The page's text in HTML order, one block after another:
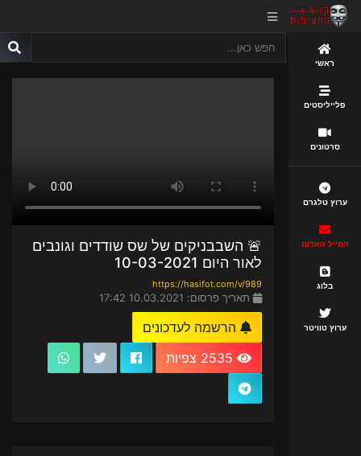
ראשי
פלייליסטים
סרטונים
ערוץ טלגרם
המייל האדום
בלוג
ערוץ טוויטר
🚨 השבבניקים של שס שודדים וגונבים
לאור היום 10-03-2021
https://hasifot.com/v/989
תאריך פרסום: 10.03.2021 17:42
הרשמה לעדכונים